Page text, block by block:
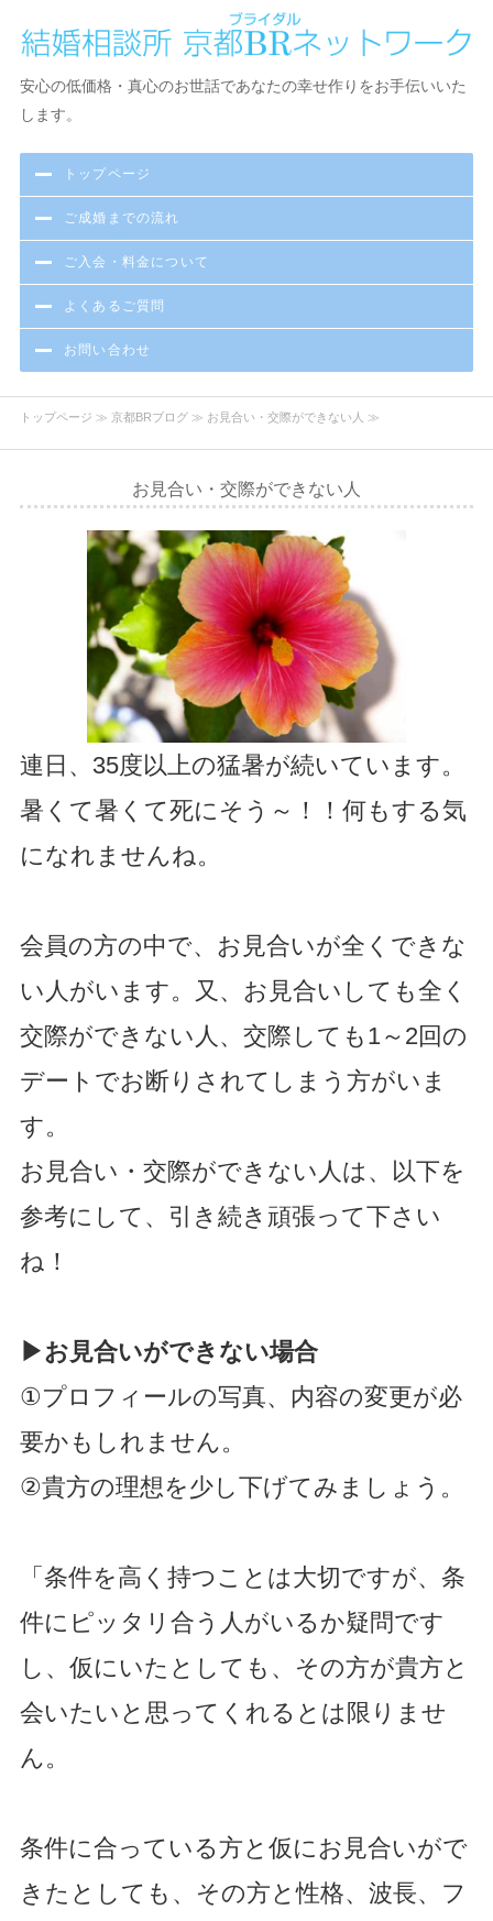
京都で結婚相談・お見合い・出会いなら京都BR（ブライダル）ネ
安心の低価格・真心のお世話であなたの幸せ作りをお手伝いいた
します。
トップページ
ご成婚までの流れ
ご入会・料金について
よくあるご質問
お問い合わせ
トップページ ≫ 京都BRブログ≫ お見合い・交際ができない人 ≫
お見合い・交際ができない人
連日、35度以上の猛暑が続いています。
暑くて暑くて死にそう～！！何もする気
になれませんね。
会員の方の中で、お見合いが全くできな
い人がいます。又、お見合いしても全く
交際ができない人、交際しても1～2回の
デートでお断りされてしまう方がいま
す。
お見合い・交際ができない人は、以下を
参考にして、引き続き頑張って下さい
ね！
▶お見合いができない場合
①プロフィールの写真、内容の変更が必
要かもしれません。
②貴方の理想を少し下げてみましょう。
「条件を高く持つことは大切ですが、条
件にピッタリ合う人がいるか疑問です
し、仮にいたとしても、その方が貴方と
会いたいと思ってくれるとは限りませ
ん。
条件に合っている方と仮にお見合いがで
きたとしても、その方と性格、波長、フ